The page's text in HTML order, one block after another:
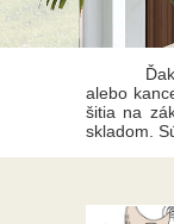
alebo
šitia na
skladom.